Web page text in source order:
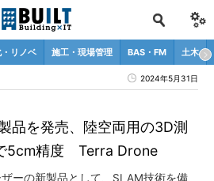
リノベ 施工・現場管理 BAS・FM 土木
2024年5月31日
品を発売、陸空両用の3D測
5cm精度 Terra Drone
ーの新製品として、SLAM技術を備